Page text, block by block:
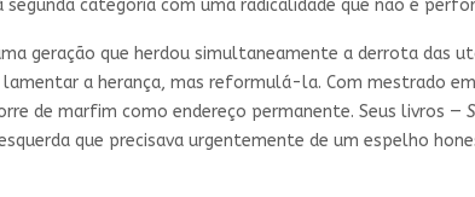
segunda categoria com uma radicalidade que não é
geração que herdou simultaneamente a derrota das
a herança, mas reformulá-la. Com mestrado
de marfim como endereço permanente. Seus livros —
que precisava urgentemente de um espelho